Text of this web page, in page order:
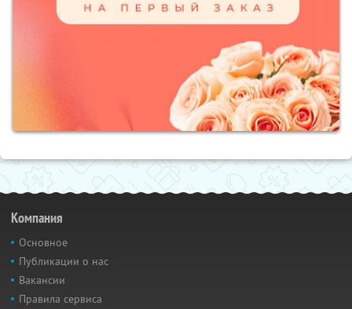
Компания
Основное
Публикации о нас
Вакансии
Правила сервиса